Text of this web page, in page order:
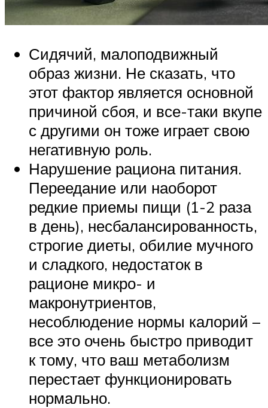
Сидячий, малоподвижный
образ жизни. Не сказать, что
этот фактор является основной
причиной сбоя, и все-таки вкупе
с другими он тоже играет свою
негативную роль.
Нарушение рациона питания.
Переедание или наоборот
редкие приемы пищи (1-2 раза
в день), несбалансированность,
строгие диеты, обилие мучного
и сладкого, недостаток в
рационе микро- и
макронутриентов,
несоблюдение нормы калорий –
все это очень быстро приводит
к тому, что ваш метаболизм
перестает функционировать
нормально.